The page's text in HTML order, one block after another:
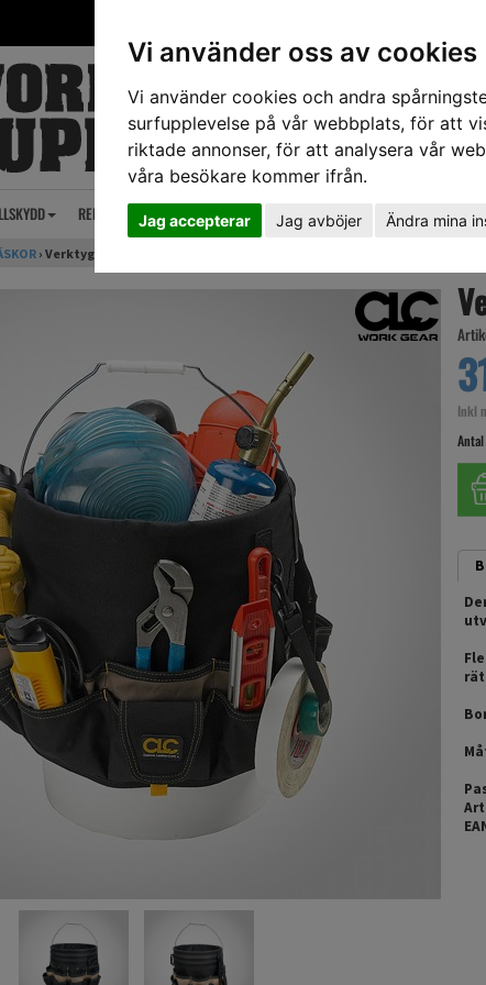
Vi använder oss av cookies
Vi använder cookies och andra
surfupplevelse på vår webbplats, för att
riktade annonser, för att analysera vår
våra besökare kommer ifrån.
Jag accepterar Jag avböjer Ändra mina
REP ANSIKTSSKYDD HÖRSELSKYDD HANDSKAR SKOR
› Verktygshink CLC Medium
Inkl
Antal